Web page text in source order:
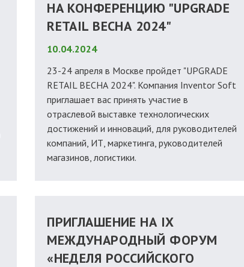
НА КОНФЕРЕНЦИЮ "UPGRADE
RETAIL ВЕСНА 2024"
10.04.2024
23-24 апреля в Москве пройдет "UPGRADE
RETAIL ВЕСНА 2024". Компания Inventor Soft
приглашает вас принять участие в
отраслевой выставке технологических
достижений и инноваций, для руководителей
компаний, ИТ, маркетинга, руководителей
магазинов, логистики.
ПРИГЛАШЕНИЕ НА IX
МЕЖДУНАРОДНЫЙ ФОРУМ
«НЕДЕЛЯ РОССИЙСКОГО